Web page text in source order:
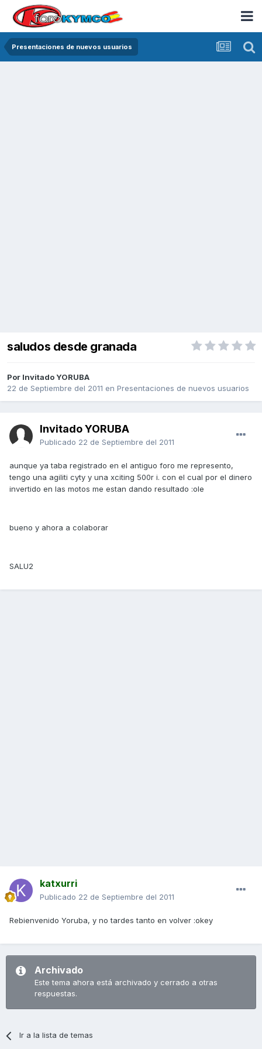
Presentaciones de nuevos usuarios
saludos desde granada
Por Invitado YORUBA
22 de Septiembre del 2011 en Presentaciones de nuevos usuarios
Invitado YORUBA
Publicado 22 de Septiembre del 2011
aunque ya taba registrado en el antiguo foro me represento,
tengo una agiliti cyty y una xciting 500r i. con el cual por el dinero
invertido en las motos me estan dando resultado :ole
bueno y ahora a colaborar
SALU2
katxurri
Publicado 22 de Septiembre del 2011
Rebienvenido Yoruba, y no tardes tanto en volver :okey
Archivado
Este tema ahora está archivado y cerrado a otras
respuestas.
Ir a la lista de temas